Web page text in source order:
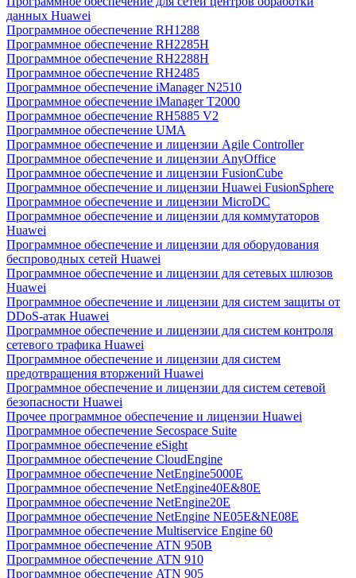
данных Huawei
Программное обеспечение RH1288
Программное обеспечение RH2285H
Программное обеспечение RH2288H
Программное обеспечение RH2485
Программное обеспечение iManager N2510
Программное обеспечение iManager T2000
Программное обеспечение RH5885 V2
Программное обеспечение UMA
Программное обеспечение и лицензии Agile Controller
Программное обеспечение и лицензии AnyOffice
Программное обеспечение и лицензии FusionCube
Программное обеспечение и лицензии Huawei FusionSphere
Программное обеспечение и лицензии MicroDC
Программное обеспечение и лицензии для коммутаторов
Huawei
Программное обеспечение и лицензии для оборудования
беспроводных сетей Huawei
Программное обеспечение и лицензии для сетевых шлюзов
Huawei
Программное обеспечение и лицензии для систем защиты от
DDoS-атак Huawei
Программное обеспечение и лицензии для систем контроля
сетевого трафика Huawei
Программное обеспечение и лицензии для систем
предотвращения вторжений Huawei
Программное обеспечение и лицензии для систем сетевой
безопасности Huawei
Прочее программное обеспечение и лицензии Huawei
Программное обеспечение Secospace Suite
Программное обеспечение eSight
Программное обеспечение CloudEngine
Программное обеспечение NetEngine5000E
Программное обеспечение NetEngine40E&80E
Программное обеспечение NetEngine20E
Программное обеспечение NetEngine NE05E&NE08E
Программное обеспечение Multiservice Engine 60
Программное обеспечение ATN 950B
Программное обеспечение ATN 910
Программное обеспечение ATN 905